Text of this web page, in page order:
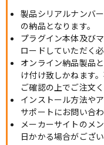
製品シリアルナンバ
の納品となります。
プラグイン本体及び
ロードしていただく必
オンライン納品製品
け付け致しかねます
ご確認の上でご注文く
インストール方法や
サポートにお問い合わ
メーカーサイトのメ
日かかる場合がござ